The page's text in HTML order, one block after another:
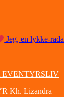
Jeg, en lykke-
EVENTYRSLIV
Kh. Lizandra